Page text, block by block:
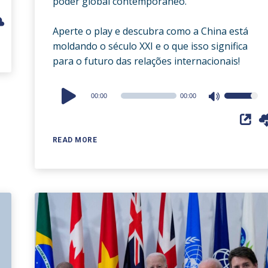
Aperte o play e descubra como a China está
moldando o século XXI e o que isso significa
para o futuro das relações internacionais!
READ MORE
Audio
Player
00:00 00:00
Use
Up/Down
decrease
volume.